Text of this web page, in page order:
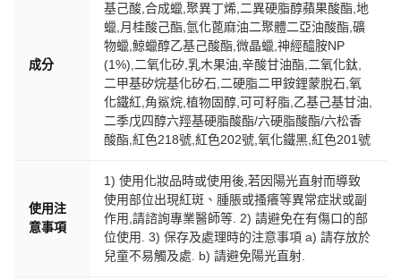
成分
基己酸,合成蠟,聚異丁烯,二異硬脂醇蘋果酸酯,地
蠟,月桂酸己酯,氫化蓖麻油二聚體二亞油酸酯,礦
物蠟,鯨蠟醇乙基己酸酯,微晶蠟,神經醯胺NP
(1%),二氧化矽,乳木果油,辛酸甘油酯,二氧化鈦,
二甲基矽烷基化矽石,二硬脂二甲銨鋰蒙脫石,氧
化鐵紅,角鯊烷,植物固醇,可可籽脂,乙基己基甘油,
二季戊四醇六羥基硬脂酸酯/六硬脂酸酯/六松香
酸酯,紅色218號,紅色202號,氧化鐵黑,紅色201號
使用注
意事項
1) 使用化妝品時或使用後,若因陽光直射而導致
使用部位出現紅斑、腫脹或搔癢等異常症狀或副
作用,請諮詢專業醫師等. 2) 請避免在有傷口的部
位使用. 3) 保存及處理時的注意事項 a) 請存放於
兒童不易觸及處. b) 請避免陽光直射.